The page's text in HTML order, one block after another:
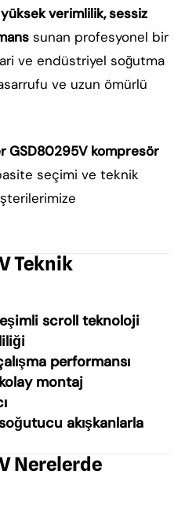
yüksek verimlilik, sessiz
sunan profesyonel bir
ve endüstriyel soğutma
ve uzun ömürlü
GSD80295V kompresör
seçimi ve teknik
Teknik
scroll teknoloji
performansı
montaj
akışkanlarla
Nerelerde